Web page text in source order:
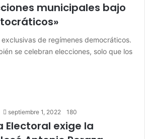
municipales bajo
de regímenes democráticos.
se celebran elecciones, solo que los
septiembre 1, 2022 180
Electoral exige la